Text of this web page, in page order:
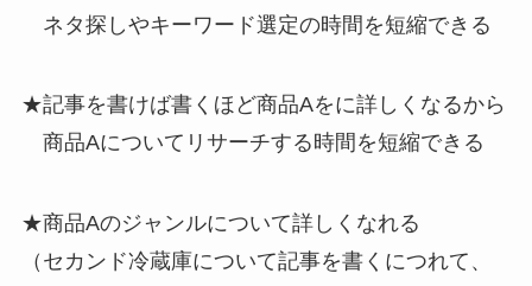
ネタ探しやキーワード選定の時間を短縮できる
★記事を書けば書くほど商品Aをに詳しくなるから
商品Aについてリサーチする時間を短縮できる
★商品Aのジャンルについて詳しくなれる
（セカンド冷蔵庫について記事を書くにつれて、